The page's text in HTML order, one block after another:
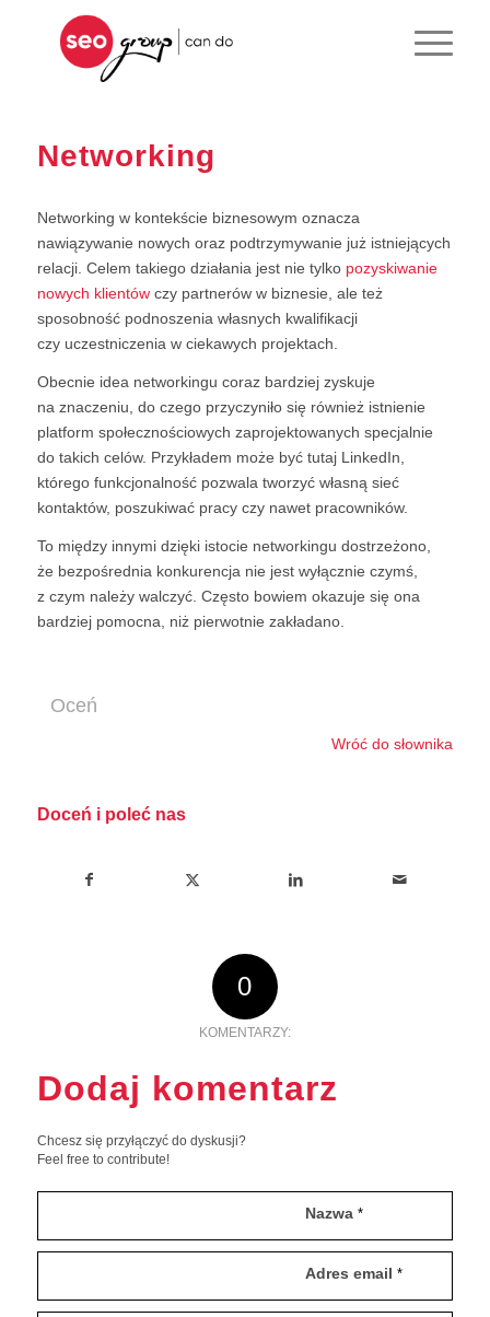
Networking
Networking w kontekście biznesowym oznacza
nawiązywanie nowych oraz podtrzymywanie już istniejących
relacji. Celem takiego działania jest nie tylko pozyskiwanie
nowych klientówczy partnerów w biznesie, ale też
sposobność podnoszenia własnych kwalifikacji
czy uczestniczenia w ciekawych projektach.
Obecnie idea networkingu coraz bardziej zyskuje
na znaczeniu, do czego przyczyniło się również istnienie
platform społecznościowych zaprojektowanych specjalnie
do takich celów. Przykładem może być tutaj LinkedIn,
którego funkcjonalność pozwala tworzyć własną sieć
kontaktów, poszukiwać pracy czy nawet pracowników.
To między innymi dzięki istocie networkingu dostrzeżono,
że bezpośrednia konkurencja nie jest wyłącznie czymś,
z czym należy walczyć. Często bowiem okazuje się ona
bardziej pomocna, niż pierwotnie zakładano.
Oceń
Wróć do słownika
Doceń i poleć nas
0
KOMENTARZY:
Dodaj komentarz
Chcesz się przyłączyć do dyskusji?
Feel free to contribute!
Nazwa *
Adres email *